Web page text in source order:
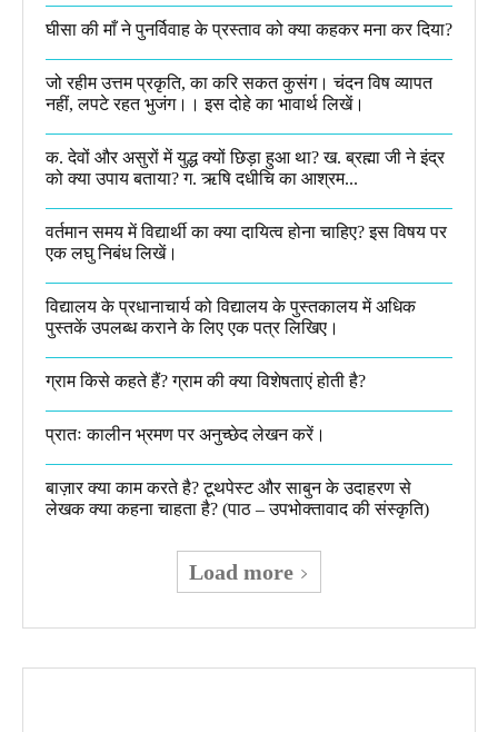
घीसा की माँ ने पुनर्विवाह के प्रस्ताव को क्या कहकर मना कर दिया?
जो रहीम उत्तम प्रकृति, का करि सकत कुसंग। चंदन विष व्यापत
नहीं, लपटे रहत भुजंग।। इस दोहे का भावार्थ लिखें।
क. देवों और असुरों में युद्ध क्यों छिड़ा हुआ था? ख. ब्रह्मा जी ने इंद्र
को क्या उपाय बताया? ग. ऋषि दधीचि का आश्रम...
वर्तमान समय में विद्यार्थी का क्या दायित्व होना चाहिए? इस विषय पर
एक लघु निबंध लिखें।
विद्यालय के प्रधानाचार्य को विद्यालय के पुस्तकालय में अधिक
पुस्तकें उपलब्ध कराने के लिए एक पत्र लिखिए।
ग्राम किसे कहते हैं? ग्राम की क्या विशेषताएं होती है?​
प्रातः कालीन भ्रमण पर अनुच्छेद लेखन करें।
बाज़ार क्या काम करते है? टूथपेस्ट और साबुन के उदाहरण से
लेखक क्या कहना चाहता है? (पाठ – उपभोक्तावाद की संस्कृति)
Load more